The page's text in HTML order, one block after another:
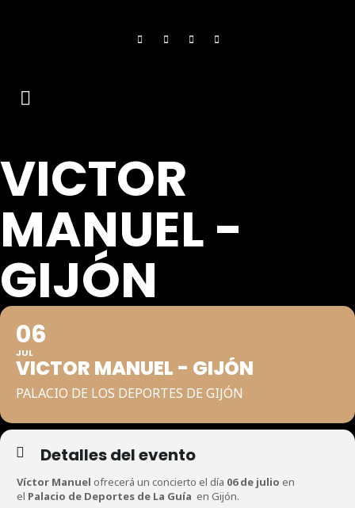
VICTOR
MANUEL -
GIJÓN
06
JUL
VICTOR MANUEL - GIJÓN
PALACIO DE LOS DEPORTES DE GIJÓN
Detalles del evento
Víctor Manuel ofrecerá un concierto el día 06 de julio en
el Palacio de Deportes de La Guía en Gijón.